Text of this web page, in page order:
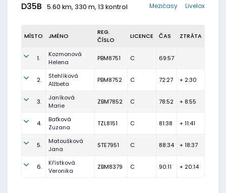
D35B 5.60 km, 330 m, 13 kontrol Livelox
Mezičasy
MÍSTO JMÉNO
REG.
ČÍSLO
LICENCE ČAS ZTRÁTA
1.
Kozmonová
Helena
PBM8751 C 69:57
2.
Stehlíková
Alžbeta
PBM8752 C 72:27 + 2:30
3.
Janíková
Marie
ZBM7852 C 78:52 + 8:55
4.
Baťková
Zuzana
TZL8151 C 81:38 + 11:41
5.
Matoušková
Jana
STE7951 C 88:34 + 18:37
6.
Křístková
Veronika
ZBM8379 C 90:11 + 20:14